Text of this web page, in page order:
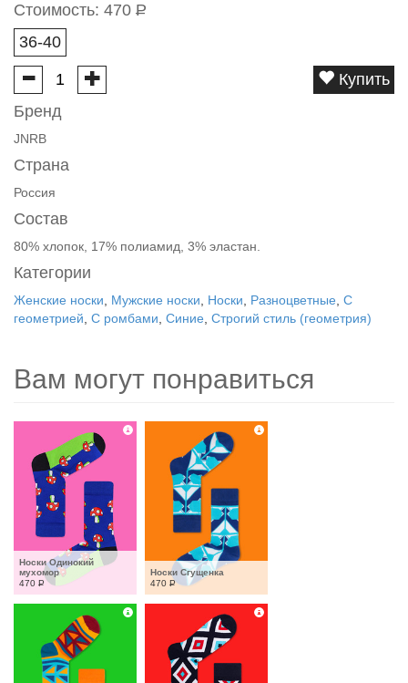
Стоимость: 470 Р
36-40
Купить
Бренд
JNRB
Страна
Россия
Состав
80% хлопок, 17% полиамид, 3% эластан.
Категории
Женские носки Мужские носки Носки Разноцветные С
геометрией С ромбами Синие Строгий стиль (геометрия)
Вам могут понравиться
Носки Одинокий
мухомор
470 Р
Носки Сгущенка
470 Р